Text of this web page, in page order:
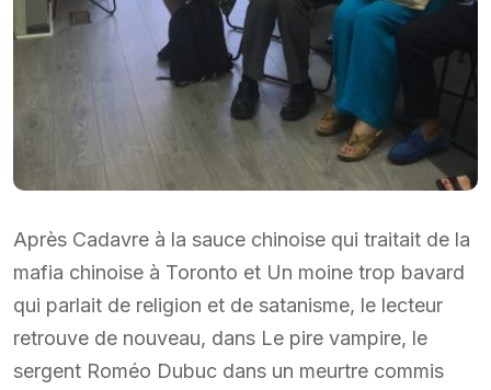
Après Cadavre à la sauce chinoise qui traitait de la
mafia chinoise à Toronto et Un moine trop bavard
qui parlait de religion et de satanisme, le lecteur
retrouve de nouveau, dans Le pire vampire, le
sergent Roméo Dubuc dans un meurtre commis